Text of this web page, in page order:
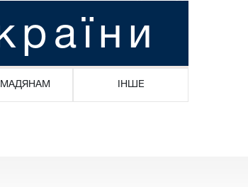
ІНШЕ